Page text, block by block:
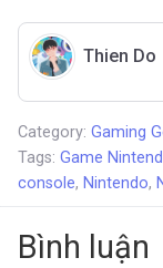
Thien Do
Category: Gaming
Tags: Game
console, Nintendo,
Bình luận